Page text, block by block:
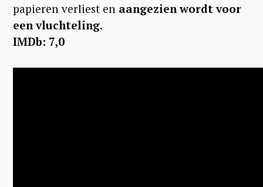
papieren verliest en aangezien wordt voor
een vluchteling.
IMDb: 7,0